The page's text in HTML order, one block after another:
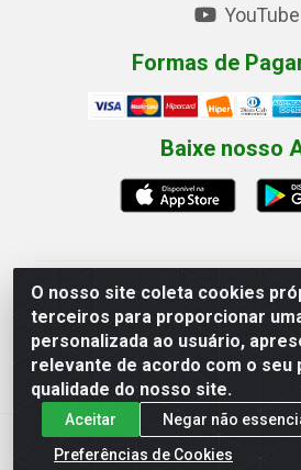
O nosso site coleta cookies
terceiros para proporcionar
personalizada ao usuário,
relevante de acordo com o seu
qualidade do nosso site.
Aceitar
Negar não
Preferências de Cookies
YouTube
Formas de
Baixe nosso
Eletrofarias Materiais Eletricos -
Chateaubriand, 2500 - Distrito
Grande/PB - CEP 58.410-062 -
40